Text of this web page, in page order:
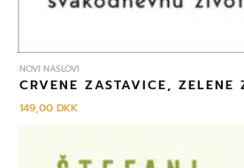
NOVI NASLOVI
CRVENE ZASTAVICE, ZELENE
149,00DKK